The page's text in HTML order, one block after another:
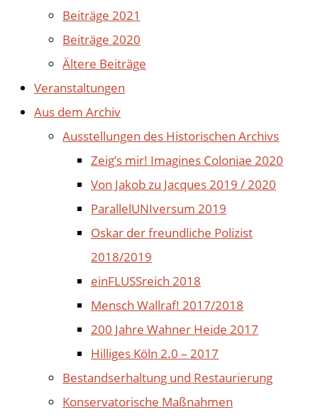
Beiträge 2021
Beiträge 2020
Ältere Beiträge
Veranstaltungen
Aus dem Archiv
Ausstellungen des Historischen Archivs
Zeig’s mir! Imagines Coloniae 2020
Von Jakob zu Jacques 2019 / 2020
ParallelUNIversum 2019
Oskar der freundliche Polizist
2018/2019
einFLUSSreich 2018
Mensch Wallraf! 2017/2018
200 Jahre Wahner Heide 2017
Hilliges Köln 2.0 – 2017
Bestandserhaltung und Restaurierung
Konservatorische Maßnahmen